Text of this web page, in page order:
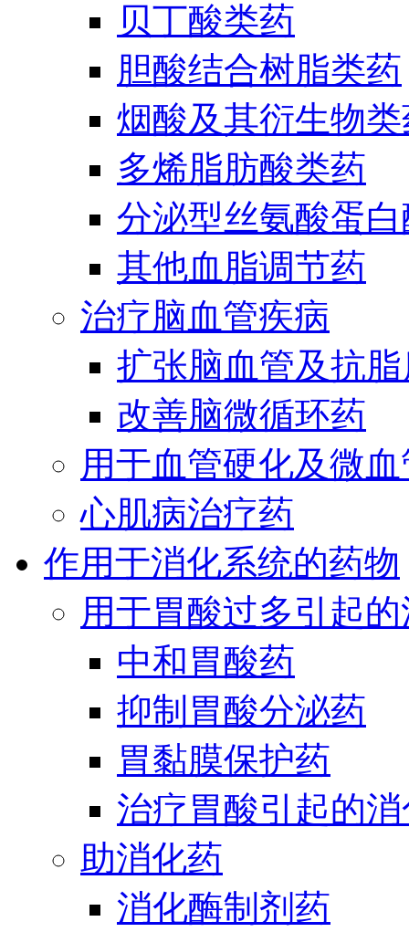
贝丁酸类药
胆酸结合树脂类药
烟酸及其衍生物
多烯脂肪酸类药
分泌型丝氨酸蛋
其他血脂调节药
治疗脑血管疾病
扩张脑血管及抗
改善脑微循环药
用于血管硬化及微
心肌病治疗药
作用于消化系统的药物
用于胃酸过多引起
中和胃酸药
抑制胃酸分泌药
胃黏膜保护药
治疗胃酸引起的
助消化药
消化酶制剂药